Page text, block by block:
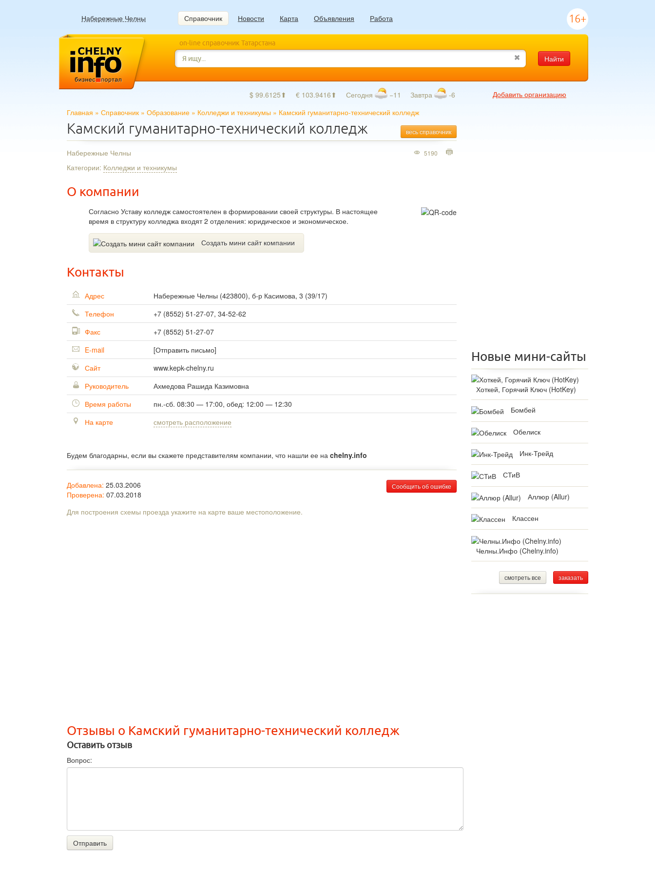
Набережные Челны Справочник Новости Карта Объявления Работа 16+
on-line справочник Татарстана
Найти
$ 99.6125⬆ € 103.9416⬆ Сегодня −11 Завтра -6
Добавить организацию
Главная » Справочник » Образование » Колледжи и техникумы » Камский гуманитарно-технический колледж
весь справочник
Камский гуманитарно-технический колледж
Набережные Челны
Категории: Колледжи и техникумы
О компании
Согласно Уставу колледж самостоятелен в формировании своей структуры. В настоящее
время в структуру колледжа входят 2 отделения: юридическое и экономическое.
Создать мини сайт компании
5190
Контакты
Адрес Набережные Челны (423800), б-р Касимова, 3 (39/17)
Телефон
+7 (8552) 51-27-07, 34-52-62
Факс
+7 (8552) 51-27-07
E-mail
[Отправить письмо]
Сайт
www.kepk-chelny.ru
Руководитель
Ахмедова Рашида Казимовна
Время работы
пн.-сб. 08:30 — 17:00, обед: 12:00 — 12:30
На карте
смотреть расположение
Будем благодарны, если вы скажете представителям компании, что нашли ее на chelny.info
Сообщить об ошибке
Добавлена: 25.03.2006
Проверена: 07.03.2018
Для построения схемы проезда укажите на карте ваше местоположение.
Отзывы о Камский гуманитарно-технический колледж
Оставить отзыв
Вопрос:
Отправить
Новые мини-сайты
Хоткей, Горячий Ключ (HotKey)
Бомбей
Обелиск
Инк-Трейд
СТиВ
Аллюр (Allur)
Классен
Челны.Инфо (Chelny.info)
смотреть все заказать